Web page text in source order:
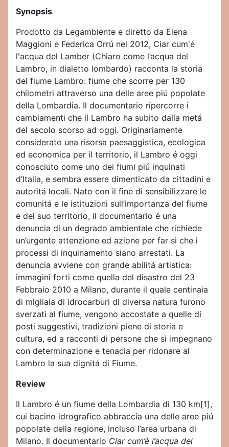
Synopsis
Prodotto da Legambiente e diretto da Elena
Maggioni e Federica Orrú nel 2012, Ciar cum'é
l'acqua del Lamber (Chiaro come l’acqua del
Lambro, in dialetto lombardo) racconta la storia
del fiume Lambro: fiume che scorre per 130
chilometri attraverso una delle aree piú popolate
della Lombardia. Il documentario ripercorre i
cambiamenti che il Lambro ha subito dalla metá
del secolo scorso ad oggi. Originariamente
considerato una risorsa paesaggistica, ecologica
ed economica per il territorio, il Lambro é oggi
conosciuto come uno dei fiumi piú inquinati
d’Italia, e sembra essere dimenticato da cittadini e
autoritá locali. Nato con il fine di sensibilizzare le
comunitá e le istituzioni sull’importanza del fiume
e del suo territorio, il documentario é una
denuncia di un degrado ambientale che richiede
un’urgente attenzione ed azione per far si che i
processi di inquinamento siano arrestati. La
denuncia avviene con grande abilitá artistica:
immagini forti come quella del disastro del 23
Febbraio 2010 a Milano, durante il quale centinaia
di migliaia di idrocarburi di diversa natura furono
sverzati al fiume, vengono accostate a quelle di
posti suggestivi, tradizioni piene di storia e
cultura, ed a racconti di persone che si impegnano
con determinazione e tenacia per ridonare al
Lambro la sua dignitá di Fiume.
Review
Il Lambro é un fiume della Lombardia di 130 km[1],
cui bacino idrografico abbraccia una delle aree piú
popolate della regione, incluso l’area urbana di
Milano. Il documentario Ciar cum’è l’acqua del